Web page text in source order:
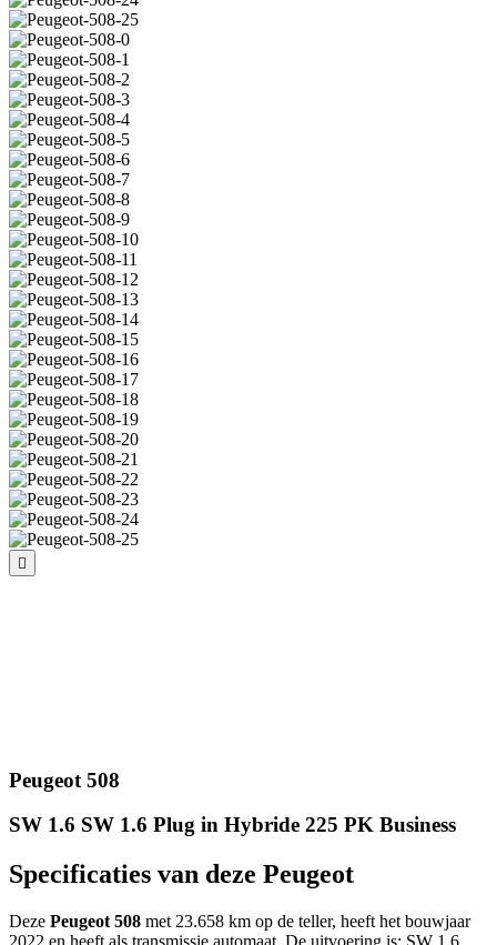
Peugeot 508
SW 1.6 SW 1.6 Plug in Hybride 225 PK Business
Specificaties van deze Peugeot
Deze Peugeot 508 met 23.658 km op de teller, heeft het bouwjaar